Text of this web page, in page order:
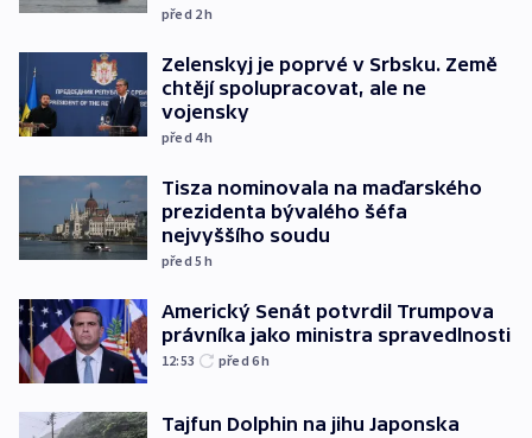
před 2h
Zelenskyj je poprvé v Srbsku. Země
chtějí spolupracovat, ale ne
vojensky
před 4h
Tisza nominovala na maďarského
prezidenta bývalého šéfa
nejvyššího soudu
před 5h
Americký Senát potvrdil Trumpova
právníka jako ministra spravedlnosti
12:53 před 6h
Tajfun Dolphin na jihu Japonska